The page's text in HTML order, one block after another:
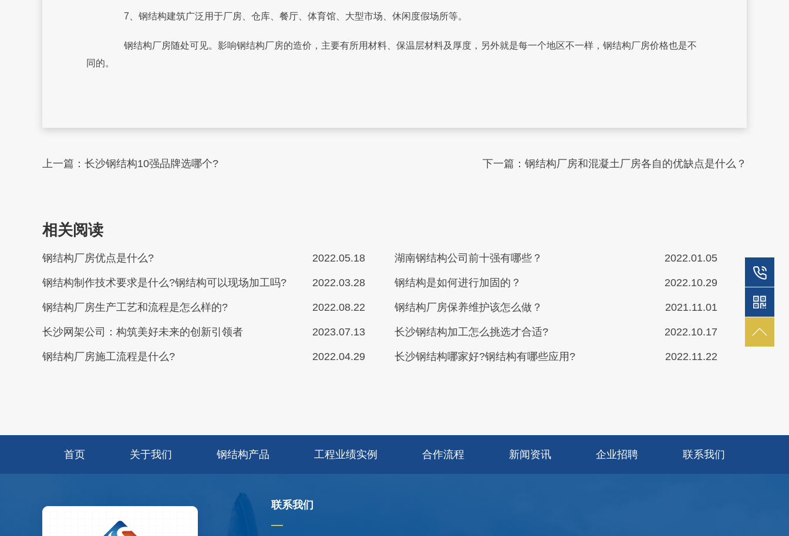
7、钢结构建筑广泛用于厂房、仓库、餐厅、体育馆、大型市场、休闲度假场所等。
钢结构厂房随处可见。影响钢结构厂房的造价，主要有所用材料、保温层材料及厚度，另外就是每一个地区不一样，钢结构厂房价格也是不
同的。
上一篇： 长沙钢结构10强品牌选哪个? 下一篇： 钢结构厂房和混凝土厂房各自的优缺点是什么？
相关阅读
钢结构厂房优点是什么? 2022.05.18 湖南钢结构公司前十强有哪些？ 2022.01.05
钢结构制作技术要求是什么?钢结构可以现场加工吗? 2022.03.28 钢结构是如何进行加固的？ 2022.10.29
钢结构厂房生产工艺和流程是怎么样的? 2022.08.22 钢结构厂房保养维护该怎么做？ 2021.11.01
长沙网架公司：构筑美好未来的创新引领者 2023.07.13 长沙钢结构加工怎么挑选才合适? 2022.10.17
钢结构厂房施工流程是什么? 2022.04.29 长沙钢结构哪家好?钢结构有哪些应用? 2022.11.22
首页 关于我们 钢结构产品 工程业绩实例 合作流程 新闻资讯 企业招聘 联系我们
联系我们